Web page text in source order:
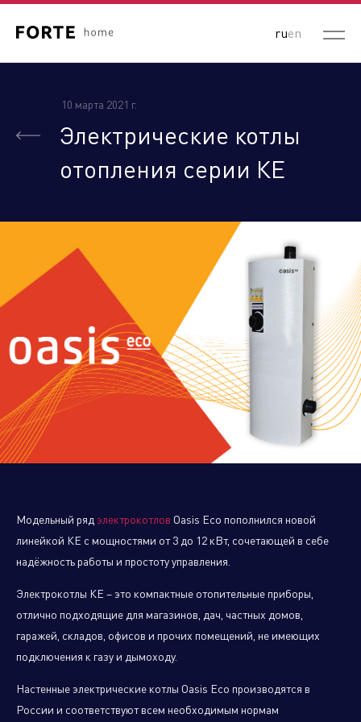
ruen
Управляющая компания
Торговые
биметаллические и стальные
панельные радиаторы
Оборудование для отопления и
Производственный
Сервисные
10 марта 2021 г.
Электрические котлы
отопления серии КЕ
Модельный ряд электрокотлов Oasis Eco пополнился новой
линейкой КЕ с мощностями от 3 до 12 кВт, сочетающей в себе
надёжность работы и простоту управления.
Электрокотлы КЕ – это компактные отопительные приборы,
отлично подходящие для магазинов, дач, частных домов,
гаражей, складов, офисов и прочих помещений, не имеющих
подключения к газу и дымоходу.
Настенные электрические котлы Oasis Eco производятся в
России и соответствуют всем необходимым нормам